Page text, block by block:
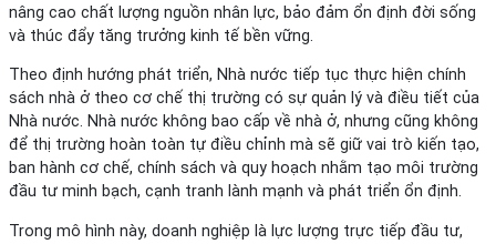
nâng cao chất lượng nguồn nhân lực, bảo đảm ổn định đời sống
và thúc đẩy tăng trưởng kinh tế bền vững.
Theo định hướng phát triển, Nhà nước tiếp tục thực hiện chính
sách nhà ở theo cơ chế thị trường có sự quản lý và điều tiết của
Nhà nước. Nhà nước không bao cấp về nhà ở, nhưng cũng không
để thị trường hoàn toàn tự điều chỉnh mà sẽ giữ vai trò kiến tạo,
ban hành cơ chế, chính sách và quy hoạch nhằm tạo môi trường
đầu tư minh bạch, cạnh tranh lành mạnh và phát triển ổn định.
Trong mô hình này, doanh nghiệp là lực lượng trực tiếp đầu tư,